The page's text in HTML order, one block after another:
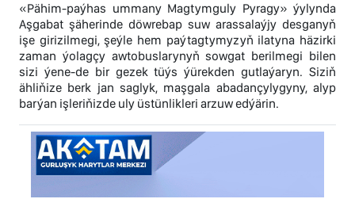
«Pähim-paýhas ummany Magtymguly Pyragy» ýylynda
Aşgabat şäherinde döwrebap suw arassalaýjy desganyň
işe girizilmegi, şeýle hem paýtagtymyzyň ilatyna häzirki
zaman ýolagçy awtobuslarynyň sowgat berilmegi bilen
sizi ýene-de bir gezek tüýs ýürekden gutlaýaryn. Siziň
ähliňize berk jan saglyk, maşgala abadançylygyny, alyp
barýan işleriňizde uly üstünlikleri arzuw edýärin.